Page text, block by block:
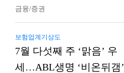
금융/증권
보험업계기상도
7월 다섯째 주 ‘맑음’ 우
세…ABL생명 ‘비온뒤갬’